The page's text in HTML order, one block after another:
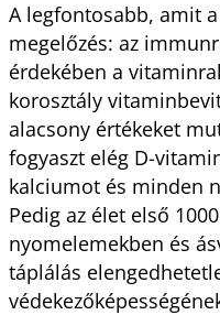
A legfontosabb, amit
megelőzés: az
érdekében a
korosztály
alacsony értékeket
fogyaszt elég D-
kalciumot és minden
Pedig az élet első
nyomelemekben és
táplálás